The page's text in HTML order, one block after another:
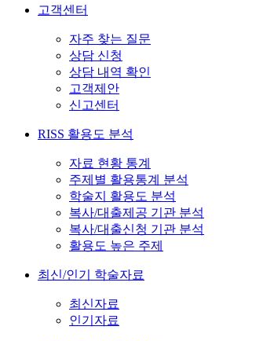
고객센터
자주 찾는 질문
상담 신청
상담 내역 확인
고객제안
신고센터
RISS 활용도 분석
자료 현황 통계
주제별 활용통계 분석
학술지 활용도 분석
복사/대출제공 기관 분석
복사/대출신청 기관 분석
활용도 높은 주제
최신/인기 학술자료
최신자료
인기자료